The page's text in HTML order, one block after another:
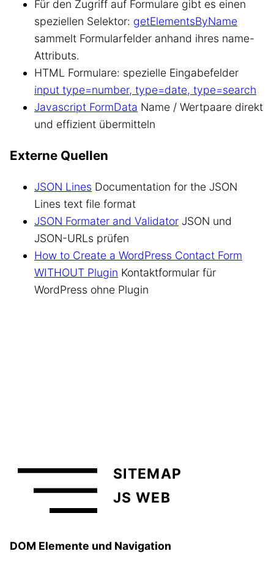
Für den Zugriff auf Formulare gibt es einen
speziellen Selektor: getElementsByName
sammelt Formularfelder anhand ihres name-
Attributs.
HTML Formulare: spezielle Eingabefelder
input type=number, type=date, type=search
Javascript FormData Name / Wertpaare direkt
und effizient übermitteln
Externe Quellen
JSON Lines Documentation for the JSON
Lines text file format
JSON Formater and Validator JSON und
JSON-URLs prüfen
How to Create a WordPress Contact Form
WITHOUT Plugin Kontaktformular für
WordPress ohne Plugin
SITEMAP
JS WEB
DOM Elemente und Navigation